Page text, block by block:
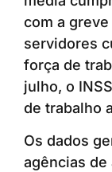
com a
servidores
força de
julho, o
de trabalho
Os dados
agências de